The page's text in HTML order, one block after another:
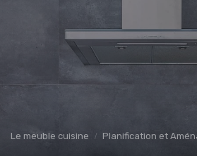
Le meuble cuisine Planification et